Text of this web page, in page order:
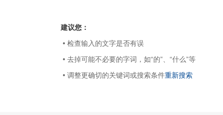
建议您：
• 检查输入的文字是否有误
• 去掉可能不必要的字词，如“的”、“什么”等
• 调整更确切的关键词或搜索条件重新搜索